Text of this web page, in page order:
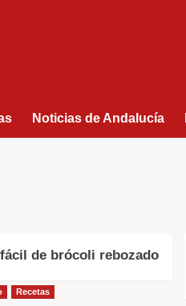
Noticias de Andalucía
de brócoli rebozado
Recetas